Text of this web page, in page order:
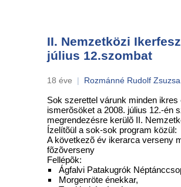
II. Nemzetközi
július 12.szombat
18 éve | Rozmánné Rudolf
Sok szerettel várunk minden
ismerõsöket a 2008. július 12.-én
megrendezésre kerülõ II.
Ízelítõül a sok-sok program közül:
A következõ év ikerarca verseny
fõzõverseny
Fellépõk:
Ágfalvi Patakugrók
Morgenröte énekkar,